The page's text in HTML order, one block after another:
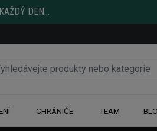
DEN...
CHRÁNIČE TEAM